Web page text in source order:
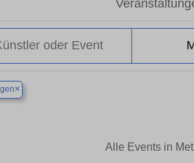
×
Alle Events in